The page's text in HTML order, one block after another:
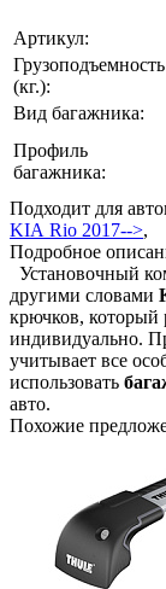
Артикул:
Грузоподъемность
(кг.):
Вид багажника:
Профиль
багажника:
Подходит для
KIA Rio 2017-->,
Подробное
Установочный
другими словами
крючков, который
индивидуально.
учитывает все
использовать
авто.
Похожие